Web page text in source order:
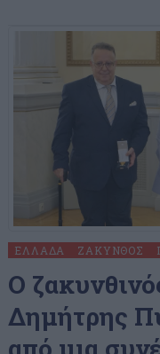
ΕΛΛΆΔΑ ΖΆΚΥΝΘΟΣ
O
Δημήτρης